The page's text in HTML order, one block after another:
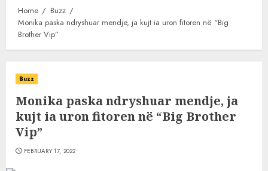
Home
Buzz
Monika paska ndryshuar mendje, ja kujt ia uron fitoren në “Big
Brother Vip”
Buzz
Monika paska ndryshuar mendje, ja
kujt ia uron fitoren në “Big Brother
Vip”
FEBRUARY 17, 2022